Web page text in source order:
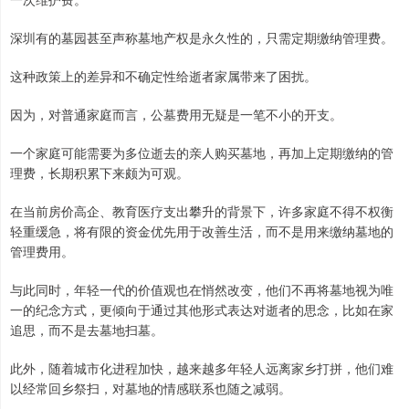
深圳有的墓园甚至声称墓地产权是永久性的，只需定期缴纳管理费。
这种政策上的差异和不确定性给逝者家属带来了困扰。
因为，对普通家庭而言，公墓费用无疑是一笔不小的开支。
一个家庭可能需要为多位逝去的亲人购买墓地，再加上定期缴纳的管
理费，长期积累下来颇为可观。
在当前房价高企、教育医疗支出攀升的背景下，许多家庭不得不权衡
轻重缓急，将有限的资金优先用于改善生活，而不是用来缴纳墓地的
管理费用。
与此同时，年轻一代的价值观也在悄然改变，他们不再将墓地视为唯
一的纪念方式，更倾向于通过其他形式表达对逝者的思念，比如在家
追思，而不是去墓地扫墓。
此外，随着城市化进程加快，越来越多年轻人远离家乡打拼，他们难
以经常回乡祭扫，对墓地的情感联系也随之减弱。